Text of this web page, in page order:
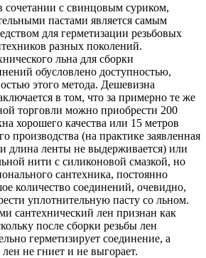
сочетании с свинцовым суриком,
пастами является самым
для герметизации резьбовых
разных поколений.
льна для сборки
обусловлено доступностью,
этого метода. Дешевизна
в том, что за примерно те же
торговли можно приобрести 200
хорошего качества или 15 метров
производства (на практике заявленная
длина ленты не выдерживается) или
нити с силиконовой смазкой, но
сантехника, постоянно
количество соединений, очевидно,
уплотнительную пасту со льном.
сантехнический лен признан как
после сборки резьбы лен
герметизирует соединение, а
не гниет и не выгорает.